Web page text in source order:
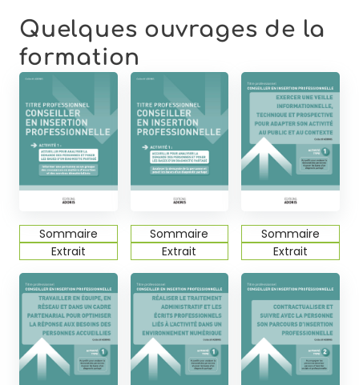
Quelques ouvrages de la
formation
Sommaire
Extrait
Sommaire
Extrait
Sommaire
Extrait